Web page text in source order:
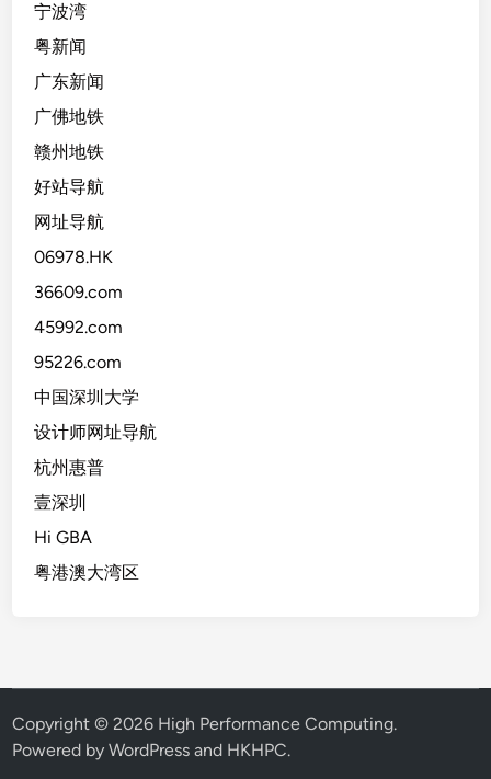
宁波湾
粤新闻
广东新闻
广佛地铁
赣州地铁
好站导航
网址导航
06978.HK
36609.com
45992.com
95226.com
中国深圳大学
设计师网址导航
杭州惠普
壹深圳
Hi GBA
粤港澳大湾区
Copyright © 2026 High Performance Computing.
Powered by WordPress and HKHPC.